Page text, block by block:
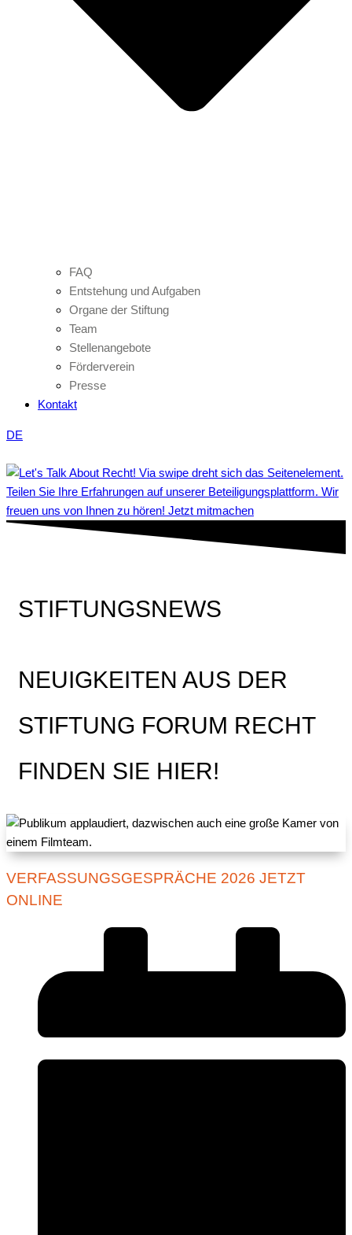
FAQ
Entstehung und Aufgaben
Organe der Stiftung
Team
Stellenangebote
Förderverein
Presse
Kontakt
DE
Teilen Sie Ihre Erfahrungen auf unserer Beteiligungsplattform. Wir
freuen uns von Ihnen zu hören! Jetzt mitmachen
STIFTUNGSNEWS
NEUIGKEITEN AUS DER
STIFTUNG FORUM RECHT
FINDEN SIE HIER!
VERFASSUNGSGESPRÄCHE 2026 JETZT
ONLINE